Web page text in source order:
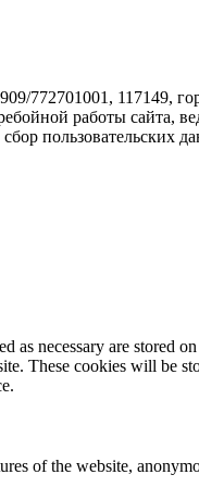
772701001, 117149,
работы сайта,
пользовательских
necessary are stored
These cookies will be
of the website,